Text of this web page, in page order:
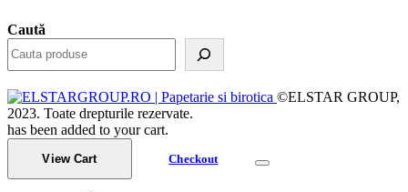
Caută
©ELSTAR GROUP,
2023. Toate drepturile rezervate.
has been added to your cart.
View Cart Checkout